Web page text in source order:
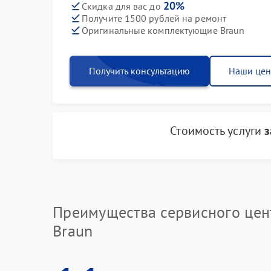
Скидка для вас до 20%
Получите 1500 рублей на ремонт
Оригинальные комплектующие Braun
Получить консультацию Наши
Стоимость услуги
Преимущества сервисного
Braun